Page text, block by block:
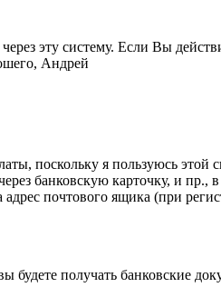
эту систему. Если Вы
Андрей
поскольку я пользуюсь этой
банковскую карточку, и
почтового ящика (при
получать банковские